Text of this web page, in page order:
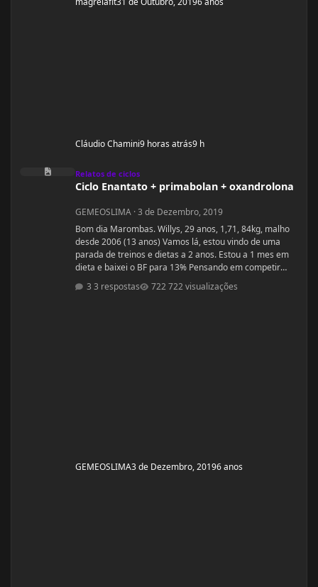
Cláudio Chamini9 horas atrás9 h
Ciclo Enantato + primabolan + oxandrolona
Relatos de ciclos
Ciclo Enantato + primabolan + oxandrolona
GEMEOSLIMA ·3 de Dezembro, 2019
Bom dia Marombas. Willys, 29 anos, 1,71, 84kg, malho
desde 2006 (13 anos) Vamos lá, estou vindo de uma
parada de treinos e dietas a 2 anos. Estou a 1 mes em
dieta e baixei o BF para 13% Pensando em competir
estreantes ano que vem se tudo ocorrer bem até abril.
(Secar e corrigir os pontos fracos) Anexo, os exames
3 respostas 722 visualizações
GEMEOSLIMA3 de Dezembro, 20196 anos